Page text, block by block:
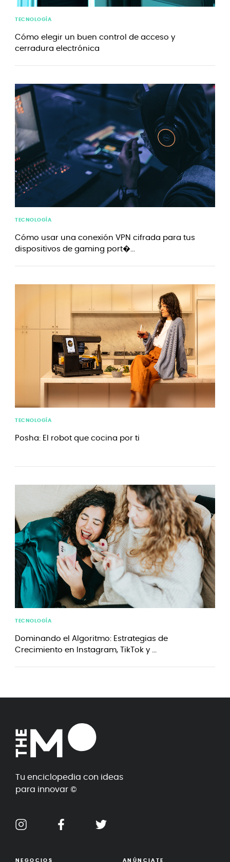
TECNOLOGÍA
Cómo elegir un buen control de acceso y
cerradura electrónica
TECNOLOGÍA
Cómo usar una conexión VPN cifrada para tus
dispositivos de gaming port�...
TECNOLOGÍA
Posha: El robot que cocina por ti
TECNOLOGÍA
Dominando el Algoritmo: Estrategias de
Crecimiento en Instagram, TikTok y ...
Tu enciclopedia con ideas
para innovar ©
NEGOCIOS ANÚNCIATE